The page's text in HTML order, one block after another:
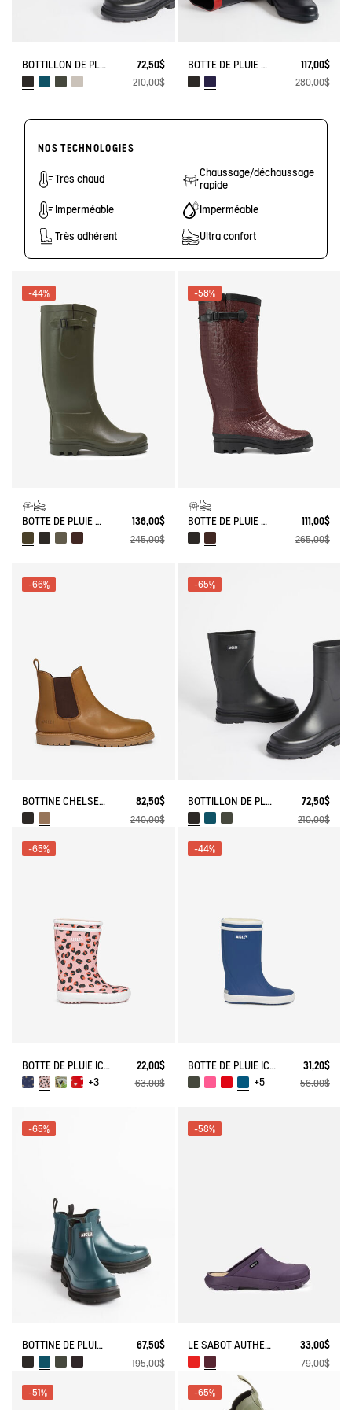
BOTTILLON DE PLUIE MID RAIN 72,50$
210,00$
BOTTE DE PLUIE MYRICA 117,00$
280,00$
NOS TECHNOLOGIES
Très chaud
Chaussage/déchaussage
rapide
Imperméable Imperméable
Très adhérent Ultra confort
BOTTE DE PLUIE AIGLENTINE 136,00$
-44%
245,00$
BOTTE DE PLUIE AIGLENTINE CROCO 111,00$
-58%
265,00$
BOTTINE CHELSEA EPERON EN CUIR 82,50$
-66%
240,00$
BOTTILLON DE PLUIE MID RAIN 72,50$
-65%
210,00$
BOTTE DE PLUIE ICONIQUE LOLLY POP PLAY 22,00$
-65%
+3 63,00$
BOTTE DE PLUIE ICONIQUE LOLLY POP 31,20$
-44%
+5 56,00$
BOTTINE DE PLUIE SOFT RAIN 67,50$
-65%
195,00$
LE SABOT AUTHENTIQUE 33,00$
-58%
79,00$
-51% -65%